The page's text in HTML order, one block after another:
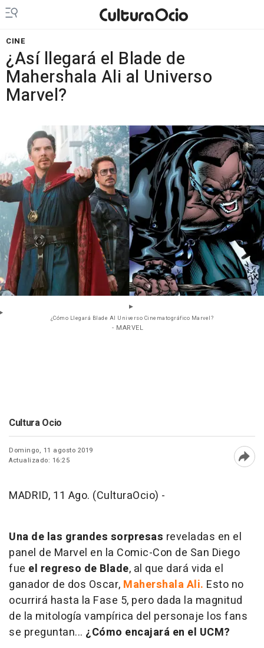
CINE
¿Así llegará el Blade de
Mahershala Ali al Universo
Marvel?
¿Cómo Llegará Blade Al Universo Cinematográfico Marvel?
- MARVEL
Cultura Ocio
Domingo, 11 agosto 2019
Actualizado: 16:25
MADRID, 11 Ago. (CulturaOcio) -
Una de las grandes sorpresas reveladas en el
panel de Marvel en la Comic-Con de San Diego
fue el regreso de Blade, al que dará vida el
ganador de dos Oscar, Mahershala Ali. Esto no
ocurrirá hasta la Fase 5, pero dada la magnitud
de la mitología vampírica del personaje los fans
se preguntan... ¿Cómo encajará en el UCM?